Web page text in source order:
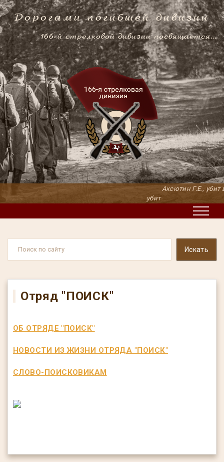
Дорогами погибшей дивизии
166-й стрелковой дивизии посвящается...
Аксютин Г.Е., убит в
убит
Отряд "ПОИСК"
ОБ ОТРЯДЕ "ПОИСК"
НОВОСТИ ИЗ ЖИЗНИ ОТРЯДА "ПОИСК"
СЛОВО-ПОИСКОВИКАМ